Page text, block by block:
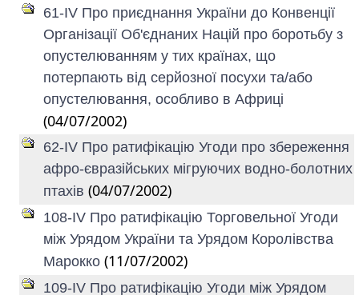
61-IV Про приєднання України до Конвенції
Організації Об'єднаних Націй про боротьбу з
опустелюванням у тих країнах, що
потерпають від серйозної посухи та/або
опустелювання, особливо в Африці
(04/07/2002)
62-IV Про ратифікацію Угоди про збереження
афро-євразійських мігруючих водно-болотних
птахів (04/07/2002)
108-IV Про ратифікацію Торговельної Угоди
між Урядом України та Урядом Королівства
Марокко (11/07/2002)
109-IV Про ратифікацію Угоди між Урядом